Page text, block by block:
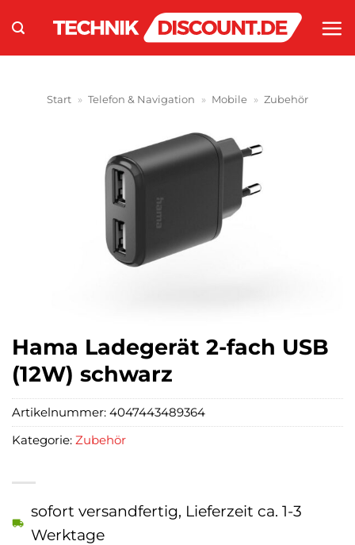
Inhalt
springen
Start » Telefon & Navigation » Mobile » Zubehör
Hama Ladegerät 2-fach USB
(12W) schwarz
sofort versandfertig, Lieferzeit ca. 1-3
Werktage
Artikelnummer: 4047443489364
Kategorie: Zubehör